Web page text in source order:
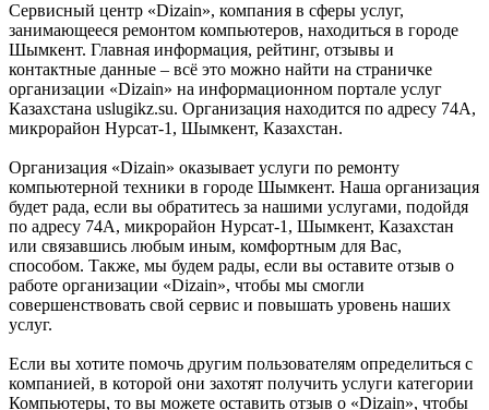
Сервисный центр «Dizain», компания в сферы услуг,
занимающееся ремонтом компьютеров, находиться в городе
Шымкент. Главная информация, рейтинг, отзывы и
контактные данные – всё это можно найти на страничке
организации «Dizain» на информационном портале услуг
Казахстана uslugikz.su. Организация находится по адресу 74А,
микрорайон Нурсат-1, Шымкент, Казахстан.
Организация «Dizain» оказывает услуги по ремонту
компьютерной техники в городе Шымкент. Наша организация
будет рада, если вы обратитесь за нашими услугами, подойдя
по адресу 74А, микрорайон Нурсат-1, Шымкент, Казахстан
или связавшись любым иным, комфортным для Вас,
способом. Также, мы будем рады, если вы оставите отзыв о
работе организации «Dizain», чтобы мы смогли
совершенствовать свой сервис и повышать уровень наших
услуг.
Если вы хотите помочь другим пользователям определиться с
компанией, в которой они захотят получить услуги категории
Компьютеры, то вы можете оставить отзыв о «Dizain», чтобы